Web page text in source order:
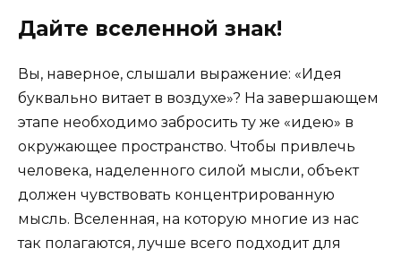
Дайте вселенной знак!
Вы, наверное, слышали выражение: «Идея
буквально витает в воздухе»? На завершающем
этапе необходимо забросить ту же «идею» в
окружающее пространство. Чтобы привлечь
человека, наделенного силой мысли, объект
должен чувствовать концентрированную
мысль. Вселенная, на которую многие из нас
так полагаются, лучше всего подходит для